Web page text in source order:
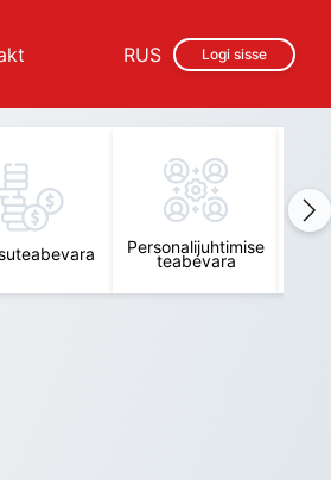
Logi sisse
RUS
Personalijuhtimise
teabevara